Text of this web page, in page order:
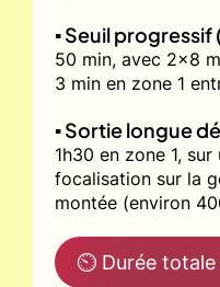
▪️ Seuil progressif
50 min, avec 2x8
3 min en zone 1
▪️ Sortie longue
1h30 en zone 1,
focalisation sur la
montée (environ
⏲ Durée totale